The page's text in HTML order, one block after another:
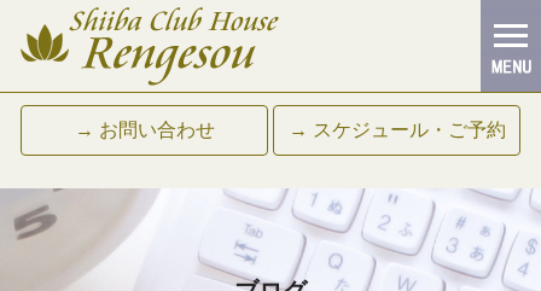
→ お問い合わせ → スケジュール・ご予約